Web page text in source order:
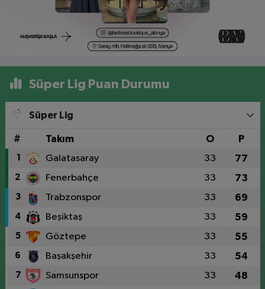
Süper Lig Puan Durumu
Süper Lig
# Takım O P
1 Galatasaray 33 77
2 Fenerbahçe 33 73
3 Trabzonspor 33 69
4 Beşiktaş 33 59
5 Göztepe 33 55
6 Başakşehir 33 54
7 Samsunspor 33 48